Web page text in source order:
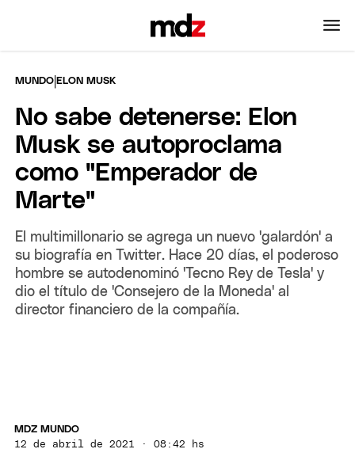
MUNDO |ELON MUSK
No sabe detenerse: Elon
Musk se autoproclama
como "Emperador de
Marte"
El multimillonario se agrega un nuevo 'galardón' a
su biografía en Twitter. Hace 20 días, el poderoso
hombre se autodenominó 'Tecno Rey de Tesla' y
dio el título de 'Consejero de la Moneda' al
director financiero de la compañía.
MDZ MUNDO
12 de abril de 2021 · 08:42 hs